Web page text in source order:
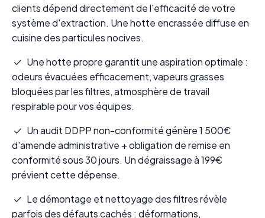
clients dépend directement de l'efficacité de votre
système d'extraction. Une hotte encrassée diffuse en
cuisine des particules nocives.
Une hotte propre garantit une aspiration optimale :
odeurs évacuées efficacement, vapeurs grasses
bloquées par les filtres, atmosphère de travail
respirable pour vos équipes.
Un audit DDPP non-conformité génère 1 500€
d'amende administrative + obligation de remise en
conformité sous 30 jours. Un dégraissage à 199€
prévient cette dépense.
Le démontage et nettoyage des filtres révèle
parfois des défauts cachés : déformations,